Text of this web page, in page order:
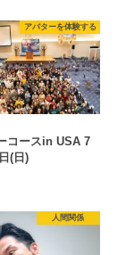
アバターを体験する
コースin USA 7
(日)
人間関係